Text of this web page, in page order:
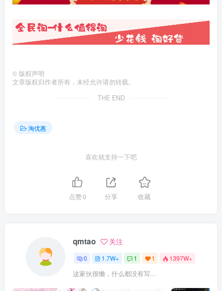
© 版权声明
文章版权归作者所有，未经允许请勿转载。
THE END
淘优惠
喜欢就支持一下吧
点赞0 分享 收藏
qmtao 关注
0 1.7W+ 1 1 1397W+
这家伙很懒，什么都没有写...